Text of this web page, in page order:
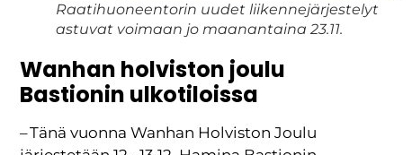
Raatihuoneentorin uudet liikennejärjestelyt
astuvat voimaan jo maanantaina 23.11.
Wanhan holviston joulu
Bastionin ulkotiloissa
– Tänä vuonna Wanhan Holviston Joulu